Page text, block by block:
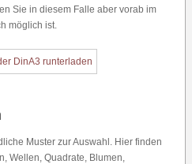
Sie in diesem Falle aber vorab im
möglich ist.
Muster zur Auswahl. Hier finden
Wellen, Quadrate, Blumen,